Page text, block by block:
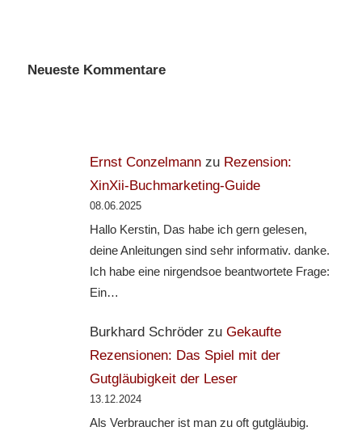
Neueste Kommentare
Ernst Conzelmannzu Rezension:
XinXii-Buchmarketing-Guide
08.06.2025
Hallo Kerstin, Das habe ich gern gelesen,
deine Anleitungen sind sehr informativ. danke.
Ich habe eine nirgendsoe beantwortete Frage:
Ein…
Burkhard Schröderzu Gekaufte
Rezensionen: Das Spiel mit der
Gutgläubigkeit der Leser
13.12.2024
Als Verbraucher ist man zu oft gutgläubig.